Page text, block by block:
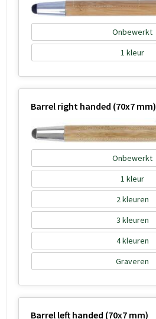
Onbewerkt
1
Barrel right handed (70x7 mm)
Onbewerkt
1
2
3
4
Graveren
Barrel left handed (70x7 mm)